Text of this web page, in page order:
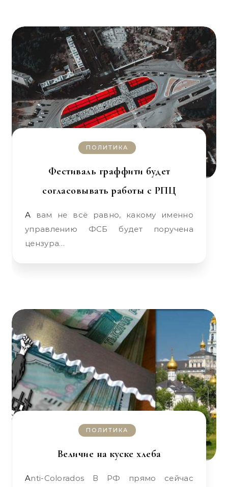
ПОЛИТИКА
Фестиваль граффити будет
согласовывать работы с РПЦ
А вам не всё равно, какому именно
управлению ФСБ будет поручена
цензура…
ПОЛИТИКА
Величие на куске хлеба
Anti-Colorados В РФ прямо сейчас